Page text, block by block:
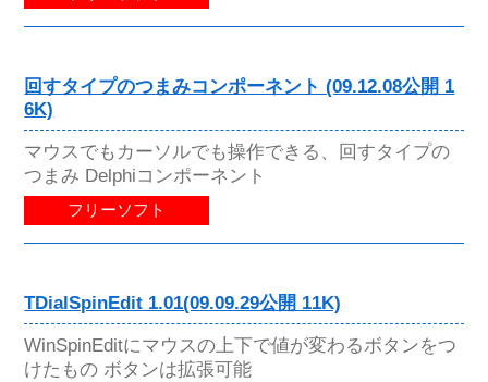
回すタイプのつまみコンポーネント (09.12.08公開 1
6K)
マウスでもカーソルでも操作できる、回すタイプの
つまみ Delphiコンポーネント
フリーソフト
TDialSpinEdit 1.01(09.09.29公開 11K)
WinSpinEditにマウスの上下で値が変わるボタンをつ
けたもの ボタンは拡張可能